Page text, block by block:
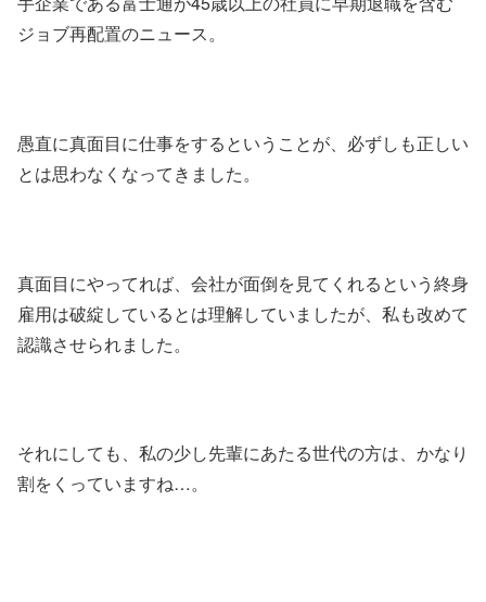
ジョブ再配置のニュース。
愚直に真面目に仕事をするということが、必ずしも正しい
とは思わなくなってきました。
真面目にやってれば、会社が面倒を見てくれるという終身
雇用は破綻しているとは理解していましたが、私も改めて
認識させられました。
それにしても、私の少し先輩にあたる世代の方は、かなり
割をくっていますね…。